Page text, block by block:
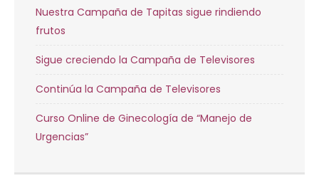
Nuestra Campaña de Tapitas sigue rindiendo
frutos
Sigue creciendo la Campaña de Televisores
Continúa la Campaña de Televisores
Curso Online de Ginecología de “Manejo de
Urgencias”